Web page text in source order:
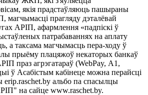
якія прадстаўляюць пашыраны
прагляду дэталёвай
АРІП, афармлення «падпіскі ў
патрабаваннях на аплату
а таксама магчымасць пера-ходу ў
прыёму плацяжоў некаторых банкаў
праз агрэгатараў (WebPay, А1,
ў Асабістым кабінеце можна перайсці
альбо па спасылцы
на сайце www.raschet.by.